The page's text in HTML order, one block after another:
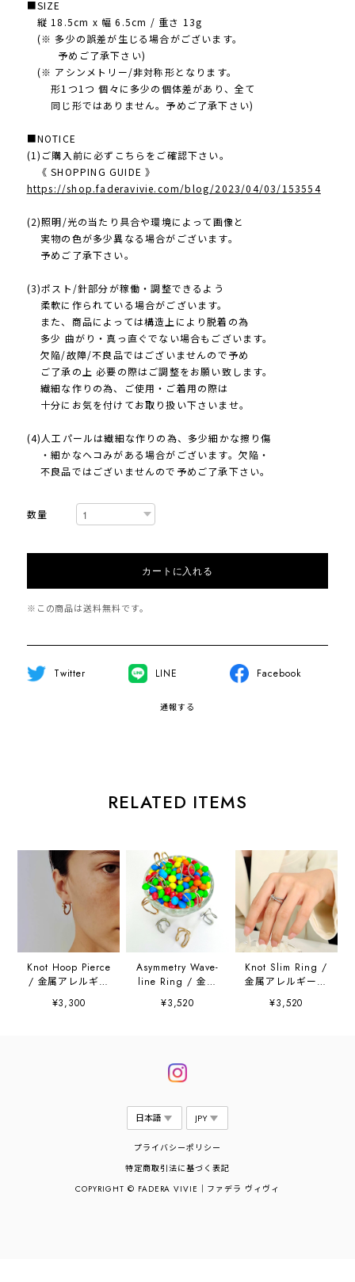
■SIZE
縦 18.5cm x 幅 6.5cm / 重さ 13g
(※ 多少の誤差が生じる場合がございます。
予めご了承下さい)
(※ アシンメトリー/非対称形となります。
形1つ1つ 個々に多少の個体差があり、全て
同じ形ではありません。予めご了承下さい)
■NOTICE
(1)ご購入前に必ずこちらをご確認下さい。
《 SHOPPING GUIDE 》
https://shop.faderavivie.com/blog/2023/04/03/153554
(2)照明/光の当たり具合や環境によって画像と
実物の色が多少異なる場合がございます。
予めご了承下さい。
(3)ポスト/針部分が稼働・調整できるよう
柔軟に作られている場合がございます。
また、商品によっては構造上により脱着の為
多少 曲がり・真っ直ぐでない場合もございます。
欠陥/故障/不良品ではございませんので予め
ご了承の上 必要の際はご調整をお願い致します。
繊細な作りの為、ご使用・ご着用の際は
十分にお気を付けてお取り扱い下さいませ。
(4)人工パールは繊細な作りの為、多少細かな擦り傷
・細かなヘコみがある場合がございます。欠陥・
不良品ではございませんので予めご了承下さい。
数量
カートに入れる
※この商品は送料無料です。
Twitter LINE Facebook
通報する
RELATED ITEMS
Knot Hoop Pierce
/ 金属アレルギー
対応
¥3,300
Asymmetry Wave-
line Ring / 金属
アレルギー対応
¥3,520
Knot Slim Ring /
金属アレルギー対
応
¥3,520
プライバシーポリシー
特定商取引法に基づく表記
COPYRIGHT © FADERA VIVIE｜ファデラ ヴィヴィ